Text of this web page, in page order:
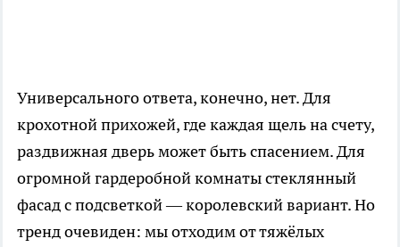
Универсального ответа, конечно, нет. Для
крохотной прихожей, где каждая щель на счету,
раздвижная дверь может быть спасением. Для
огромной гардеробной комнаты стеклянный
фасад с подсветкой — королевский вариант. Но
тренд очевиден: мы отходим от тяжёлых